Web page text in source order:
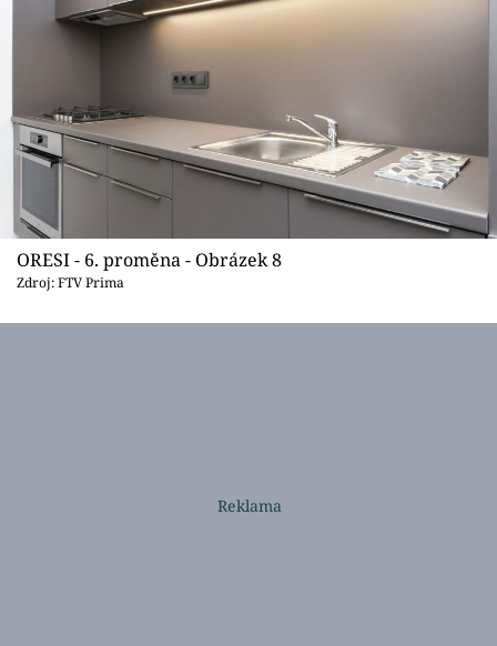
ORESI - 6. proměna - Obrázek 8
Zdroj: FTV Prima